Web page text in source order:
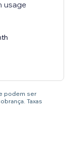
usage
podem ser
Taxas